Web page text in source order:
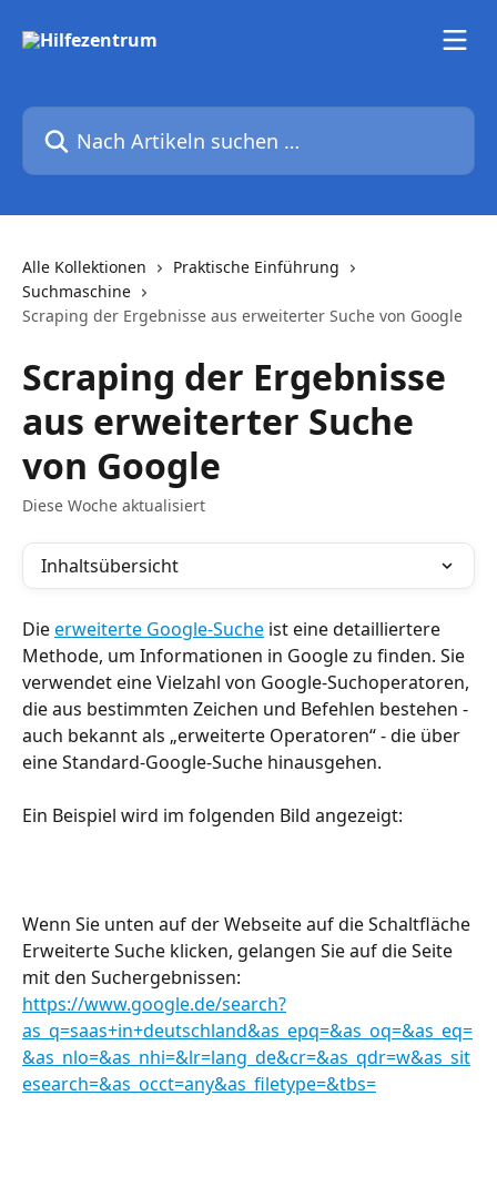
Nach Artikeln suchen …
Alle Kollektionen
Praktische Einführung
Suchmaschine
Scraping der Ergebnisse aus erweiterter Suche von Google
Scraping der Ergebnisse
aus erweiterter Suche
von Google
Diese Woche aktualisiert
Inhaltsübersicht
Die erweiterte Google-Suche ist eine detailliertere
Methode, um Informationen in Google zu finden. Sie
verwendet eine Vielzahl von Google-Suchoperatoren,
die aus bestimmten Zeichen und Befehlen bestehen -
auch bekannt als „erweiterte Operatoren“ - die über
eine Standard-Google-Suche hinausgehen.
Ein Beispiel wird im folgenden Bild angezeigt:
Wenn Sie unten auf der Webseite auf die Schaltfläche
Erweiterte Suche klicken, gelangen Sie auf die Seite
mit den Suchergebnissen:
https://www.google.de/search?
as_q=saas+in+deutschland&as_epq=&as_oq=&as_eq=
&as_nlo=&as_nhi=&lr=lang_de&cr=&as_qdr=w&as_sit
esearch=&as_occt=any&as_filetype=&tbs=